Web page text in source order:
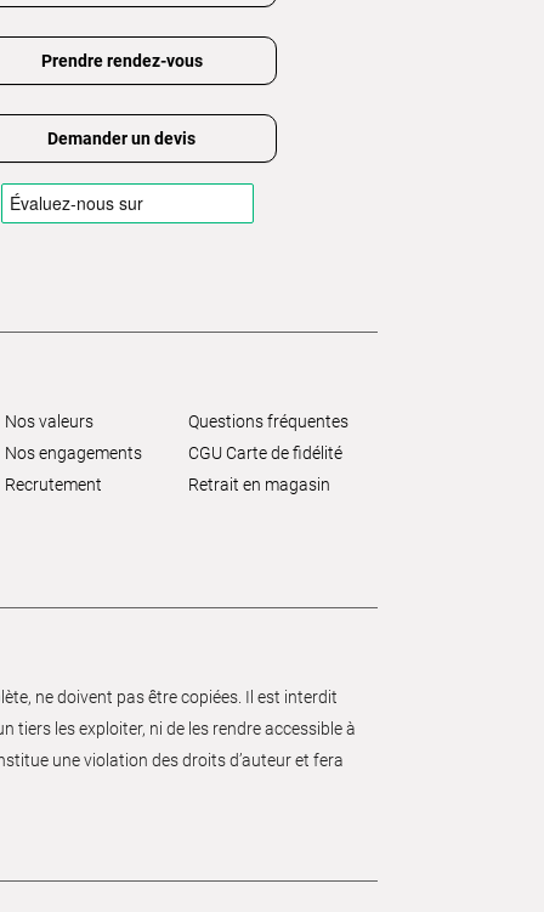
Prendre rendez-vous
Demander un devis
Nos valeurs
Nos engagements
Recrutement
Questions fréquentes
CGU Carte de fidélité
Retrait en magasin
ne doivent pas être copiées. Il est interdit
tiers les exploiter, ni de les rendre accessible à
une violation des droits d’auteur et fera